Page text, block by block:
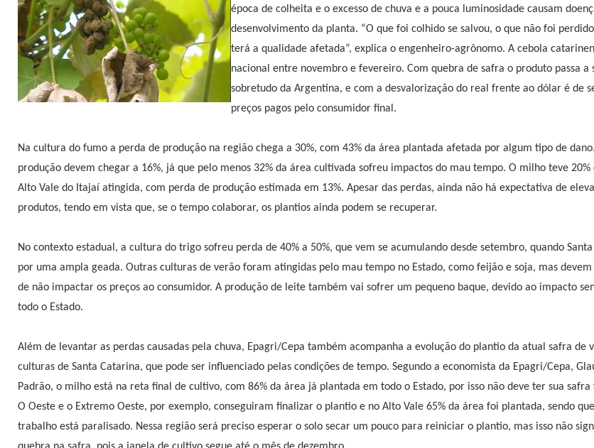
época de colheita e o excesso de chuva e a pouca luminosidade causam
desenvolvimento da planta. “O que foi colhido se salvou, o que não foi
terá a qualidade afetada”, explica o engenheiro-agrônomo. A cebola
nacional entre novembro e fevereiro. Com quebra de safra o produto passa a
sobretudo da Argentina, e com a desvalorização do real frente ao dólar é de
preços pagos pelo consumidor final.
Na cultura do fumo a perda de produção na região chega a 30%, com 43% da área plantada afetada por algum tipo de
produção devem chegar a 16%, já que pelo menos 32% da área cultivada sofreu impactos do mau tempo. O milho teve
Alto Vale do Itajaí atingida, com perda de produção estimada em 13%. Apesar das perdas, ainda não há expectativa de
produtos, tendo em vista que, se o tempo colaborar, os plantios ainda podem se recuperar.
No contexto estadual, a cultura do trigo sofreu perda de 40% a 50%, que vem se acumulando desde setembro, quando
por uma ampla geada. Outras culturas de verão foram atingidas pelo mau tempo no Estado, como feijão e soja, mas
de não impactar os preços ao consumidor. A produção de leite também vai sofrer um pequeno baque, devido ao impacto
todo o Estado.
Além de levantar as perdas causadas pela chuva, Epagri/Cepa também acompanha a evolução do plantio da atual safra de
culturas de Santa Catarina, que pode ser influenciado pelas condições de tempo. Segundo a economista da Epagri/Cepa,
Padrão, o milho está na reta final de cultivo, com 86% da área já plantada em todo o Estado, por isso não deve ter sua
O Oeste e o Extremo Oeste, por exemplo, conseguiram finalizar o plantio e no Alto Vale 65% da área foi plantada, sendo
trabalho está paralisado. Nessa região será preciso esperar o solo secar um pouco para reiniciar o plantio, mas isso não